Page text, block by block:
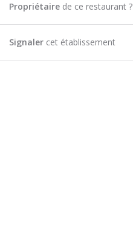
Propriétaire de ce restaurant ?
Signaler cet établissement